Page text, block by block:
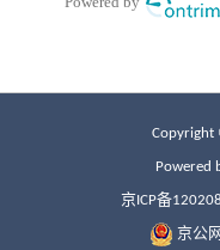
Copyright
Powered
京ICP备
京公